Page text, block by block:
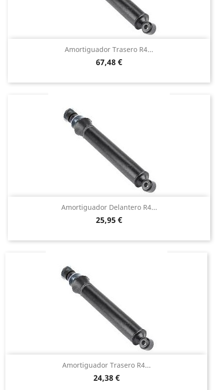
Amortiguador Trasero R4...
Precio
67,48 €
Amortiguador Delantero R4...
Precio
25,95 €
Amortiguador Trasero R4...
Precio
24,38 €